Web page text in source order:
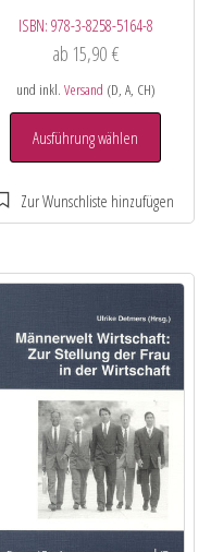
ISBN: 978-3-8258-5164-8
ab 15,90 €
und inkl. Versand (D, A, CH)
Ausführung wählen